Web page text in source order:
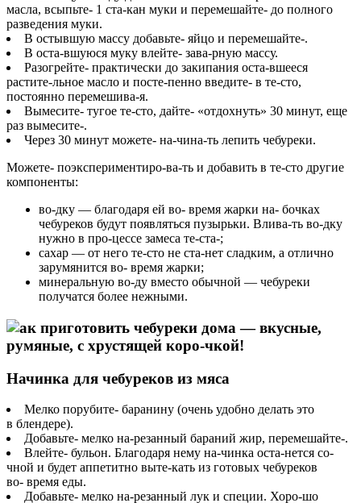
масла, всыпьте- 1 ста-кан муки и перемешайте- до полного
разведения муки.
В остывшую массу добавьте- яйцо и перемешайте-.
В оста-вшуюся муку влейте- зава-рную массу.
Разогрейте- практически до закипания оста-вшееся
растите-льное масло и посте-пенно введите- в те-сто,
постоянно перемешива-я.
Вымесите- тугое те-сто, дайте- «отдохнуть» 30 минут, еще
раз вымесите-.
Через 30 минут можете- на-чина-ть лепить чебуреки.
Можете- поэкспериментиро-ва-ть и добавить в те-сто другие
компоненты:
во-дку — благодаря ей во- время жарки на- бочках
чебуреков будут появляться пузырьки. Влива-ть во-дку
нужно в про-цессе замеса те-ста-;
сахар — от него те-сто не ста-нет сладким, а отлично
зарумянится во- время жарки;
минеральную во-ду вместо обычной — чебуреки
получатся более нежными.
Начинка для чебуреков из мяса
Мелко порубите- баранину (очень удобно делать это
в блендере).
Добавьте- мелко на-резанный бараний жир, перемешайте-.
Влейте- бульон. Благодаря нему на-чинка оста-нется со-
чной и будет аппетитно выте-кать из готовых чебуреков
во- время еды.
Добавьте- мелко на-резанный лук и специи. Хоро-шо